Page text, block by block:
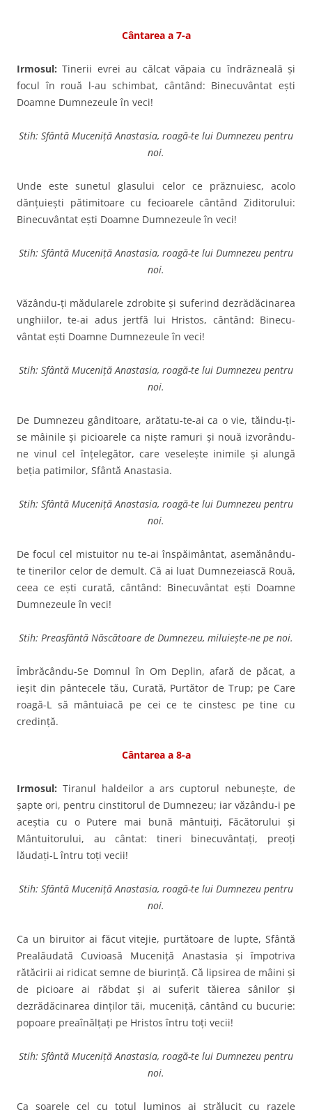
Cântarea a 7-a
Irmosul:Tinerii evrei au călcat vă­paia cu îndrăzneală şi
focul în rouă l-au schimbat, cân­tând: Binecuvântat eşti
Doamne Dumnezeule în veci!
Stih: Sfântă Muceniță Anastasia, roagă-te lui Dumnezeu pentru
noi.
Unde este sunetul glasului celor ce prăznuiesc, acolo
dănţuieşti pătimitoare cu fecioarele cântând Ziditorului:
Binecu­vântat eşti Doamne Dum­nezeule în veci!
Stih: Sfântă Muceniță Anastasia, roagă-te lui Dumnezeu pentru
noi.
Văzându-ţi mădularele zdro­bite şi suferind dezrădăcina­rea
unghiilor, te-ai adus jertfă lui Hristos, cântând: Binecu­
vântat eşti Doamne Dum­nezeule în veci!
Stih: Sfântă Muceniță Anastasia, roagă-te lui Dumnezeu pentru
noi.
De Dumnezeu gânditoare, arătatu-te-ai ca o vie, tăindu-ţi-
se mâinile şi picioarele ca nişte ra­muri şi nouă izvorându-
ne vi­nul cel înţelegător, care veseleş­te inimile şi alungă
beţia pati­milor, Sfântă Anastasia.
Stih: Sfântă Muceniță Anastasia, roagă-te lui Dumnezeu pentru
noi.
De focul cel mistuitor nu te-ai înspăimântat, asemănându-
te ti­nerilor celor de demult. Că ai luat Dumnezeiască Rouă,
ceea ce eşti curată, cântând: Binecu­vântat eşti Doamne
Dumnezeule în veci!
Stih: Preasfântă Născătoare de Dumnezeu, miluieşte-ne pe noi.
Îmbrăcându-Se Domnul în Om Deplin, afară de păcat, a
ieşit din pântecele tău, Curată, Purtător de Trup; pe Care
roagă-L să mântuiacă pe cei ce te cinstesc pe tine cu
credinţă.
Cântarea a 8-a
Irmosul: Tiranul haldeilor a ars cuptorul nebuneşte, de
şapte ori, pentru cinstitorul de Dumnezeu; iar văzându-i pe
aceştia cu o Putere mai bună mântuiţi, Făcătorului şi
Mântuitorului, au cântat: tineri binecuvântaţi, preoţi
lăudaţi-L întru toţi vecii!
Stih: Sfântă Muceniță Anastasia, roagă-te lui Dumnezeu pentru
noi.
Ca un biruitor ai făcut vite­jie, purtătoare de lupte, Sfântă
Prealăudată Cuvioasă Muceniţă Anastasia şi împotriva
rătăcirii ai ridicat semne de biurinţă. Că lipsirea de mâini şi
de picioare ai răbdat şi ai suferit tăierea sânilor şi
dezrădăcinarea dinţi­lor tăi, muceniţă, cântând cu bucurie:
popoare preaînălţaţi pe Hristos întru toţi vecii!
Stih: Sfântă Muceniță Anastasia, roagă-te lui Dumnezeu pentru
noi.
Ca soarele cel cu totul luminos ai strălucit cu razele